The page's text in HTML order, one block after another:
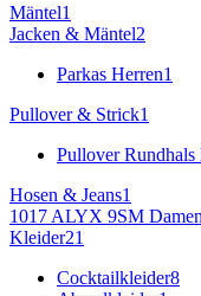
Mäntel1
Jacken & Mäntel2
Parkas Herren1
Pullover & Strick1
Pullover Rundhals
Hosen & Jeans1
1017 ALYX 9SM Damen
Kleider21
Cocktailkleider8